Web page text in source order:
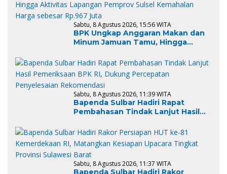
Sabtu, 8 Agustus 2026, 15:56 WITA
BPK Ungkap Anggaran Makan dan
Minum Jamuan Tamu, Hingga
Kemahalan Harga sebesar Rp.967
Juta
Sabtu, 8 Agustus 2026, 11:39 WITA
Bapenda Sulbar Hadiri Rapat
Pembahasan Tindak Lanjut Hasil
Percepatan Penyelesaian
Rekomendasi
Sabtu, 8 Agustus 2026, 11:37 WITA
Bapenda Sulbar Hadiri Rakor